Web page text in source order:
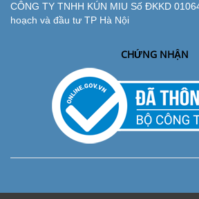
CÔNG TY TNHH KÚN MIU Số ĐKKD
hoạch và đầu tư TP Hà Nội
CHỨNG NHẬN